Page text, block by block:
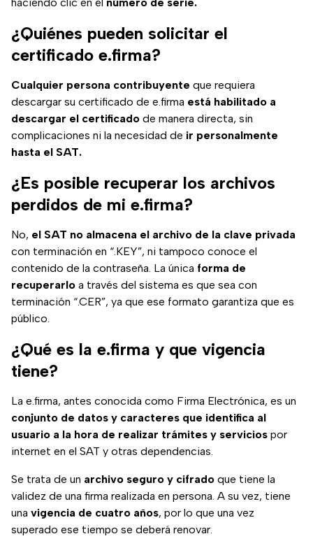
¿Quiénes pueden solicitar el
certificado e.firma?
Cualquier persona contribuyente que requiera
descargar su certificado de e.firma está habilitado a
descargar el certificado de manera directa, sin
complicaciones ni la necesidad de ir personalmente
hasta el SAT.
¿Es posible recuperar los archivos
perdidos de mi e.firma?
No, el SAT no almacena el archivo de la clave privada
con terminación en “.KEY”, ni tampoco conoce el
contenido de la contraseña. La única forma de
recuperarlo a través del sistema es que sea con
terminación “.CER”, ya que ese formato garantiza que es
público.
¿Qué es la e.firma y que vigencia
tiene?
La e.firma, antes conocida como Firma Electrónica, es un
conjunto de datos y caracteres que identifica al
usuario a la hora de realizar trámites y servicios por
internet en el SAT y otras dependencias.
Se trata de un archivo seguro y cifrado que tiene la
validez de una firma realizada en persona. A su vez, tiene
una vigencia de cuatro años, por lo que una vez
superado ese tiempo se deberá renovar.